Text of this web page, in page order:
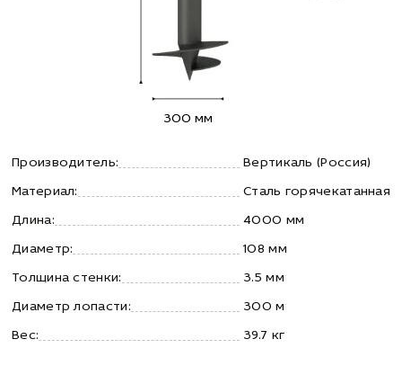
300 мм
Производитель: Вертикаль (Россия)
Материал: Сталь горячекатанная
Длина: 4000 мм
Диаметр: 108 мм
Толщина стенки: 3.5 мм
Диаметр лопасти: 300 м
Вес: 39.7 кг